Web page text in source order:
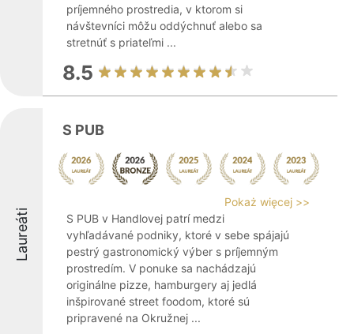
príjemného prostredia, v ktorom si
návštevníci môžu oddýchnuť alebo sa
stretnúť s priateľmi ...
8.5
Laureáti
S PUB
Pokaż więcej >>
S PUB v Handlovej patrí medzi
vyhľadávané podniky, ktoré v sebe spájajú
pestrý gastronomický výber s príjemným
prostredím. V ponuke sa nachádzajú
originálne pizze, hamburgery aj jedlá
inšpirované street foodom, ktoré sú
pripravené na Okružnej ...